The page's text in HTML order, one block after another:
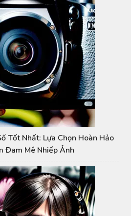
Tốt Nhất: Lựa Chọn Hoàn Hảo
Đam Mê Nhiếp Ảnh